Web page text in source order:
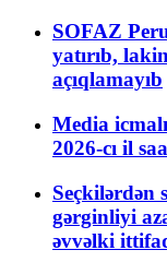
SOFAZ
yatırıb,
açıqlamayıb
Media
2026-cı il
Seçkilərdən
gərginliyi
əvvəlki